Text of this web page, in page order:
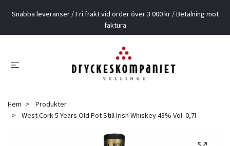
Snabba leveranser / Fri frakt vid order över 3 000 kr / Betalning mot
faktura
Hem
Produkter
West Cork 5 Years Old Pot Still Irish Whiskey 43% Vol. 0,7l